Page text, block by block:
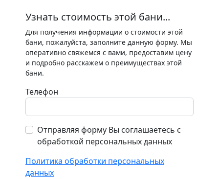
Узнать стоимость этой бани...
Для получения информации о стоимости этой
бани, пожалуйста, заполните данную форму. Мы
оперативно свяжемся с вами, предоставим цену
и подробно расскажем о преимуществах этой
бани.
Телефон
Отправляя форму Вы соглашаетесь с
обработкой персональных данных
Политика обработки персональных
данных